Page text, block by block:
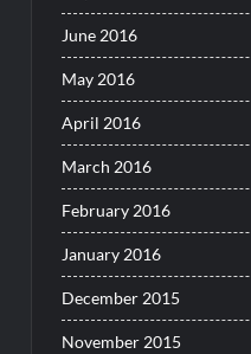
June 2016
May 2016
April 2016
March 2016
February 2016
January 2016
December 2015
November 2015